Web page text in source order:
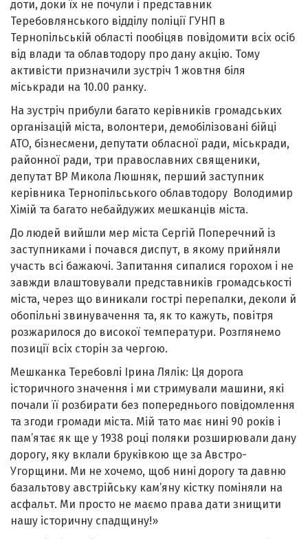
доти, доки їх не почули і представник
Теребовлянського відділу поліції ГУНП в
Тернопільській області пообіцяв повідомити всіх осіб
від влади та облавтодору про дану акцію. Тому
активісти призначили зустріч 1 жовтня біля
міськради на 10.00 ранку.
На зустріч прибули багато керівників громадських
організацій міста, волонтери, демобілізовані бійці
АТО, бізнесмени, депутати обласної ради, міськради,
районної ради, три православних священики,
депутат ВР Микола Люшняк, перший заступник
керівника Тернопільського облавтодору Володимир
Хімій та багато небайдужих мешканців міста.
До людей вийшли мер міста Сергій Поперечний із
заступниками і почався диспут, в якому прийняли
участь всі бажаючі. Запитання сипалися горохом і не
завжди влаштовували представників громадськості
міста, через що виникали гострі перепалки, деколи й
обопільні звинувачення та, як то кажуть, повітря
розжарилося до високої температури. Розглянемо
позиції всіх сторін за чергою.
Мешканка Теребовлі Ірина Лялік: Ця дорога
історичного значення і ми стримували машини, які
почали її розбирати без попереднього повідомлення
та згоди громади міста. Мій тато має нині 90 років і
пам’ятає як ще у 1938 році поляки розширювали дану
дорогу, яку вклали бруківкою ще за Австро-
Угорщини. Ми не хочемо, щоб нині дорогу та давню
базальтову австрійську кам’яну кістку поміняли на
асфальт. Ми просто не маємо права дати знищити
нашу історичну спадщину!»